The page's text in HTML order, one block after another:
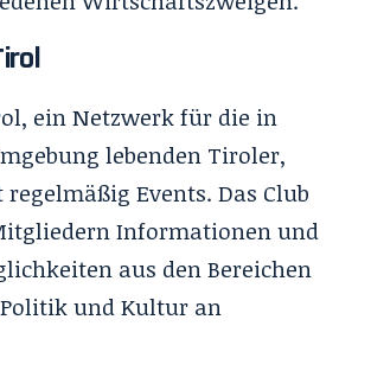
ein Netzwerk für die in
lebenden Tiroler,
Events. Das Club
Informationen und
aus den Bereichen
und Kultur an